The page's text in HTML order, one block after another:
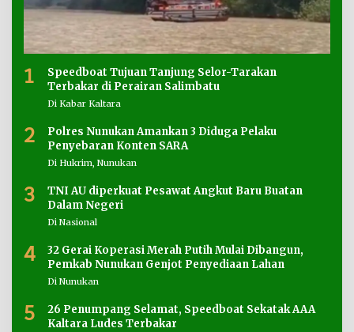
1
Speedboat Tujuan Tanjung Selor-Tarakan
Terbakar di Perairan Salimbatu
Di Kabar Kaltara
2
Polres Nunukan Amankan 3 Diduga Pelaku
Penyebaran Konten SARA
Di Hukrim, Nunukan
3
TNI AU diperkuat Pesawat Angkut Baru Buatan
Dalam Negeri
Di Nasional
4
32 Gerai Koperasi Merah Putih Mulai Dibangun,
Pemkab Nunukan Genjot Penyediaan Lahan
Di Nunukan
5
26 Penumpang Selamat, Speedboat Sekatak AAA
Kaltara Ludes Terbakar